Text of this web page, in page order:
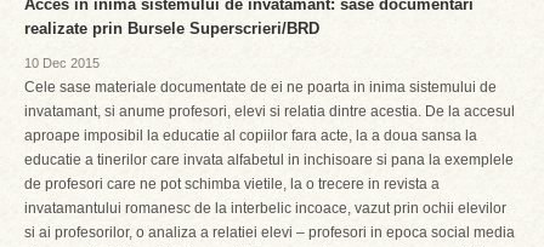
Acces in inima sistemului de invatamant: sase documentari
realizate prin Bursele Superscrieri/BRD
10 Dec 2015
Cele sase materiale documentate de ei ne poarta in inima sistemului de
invatamant, si anume profesori, elevi si relatia dintre acestia. De la accesul
aproape imposibil la educatie al copiilor fara acte, la a doua sansa la
educatie a tinerilor care invata alfabetul in inchisoare si pana la exemplele
de profesori care ne pot schimba vietile, la o trecere in revista a
invatamantului romanesc de la interbelic incoace, vazut prin ochii elevilor
si ai profesorilor, o analiza a relatiei elevi – profesori in epoca social media